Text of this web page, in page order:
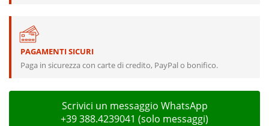
PAGAMENTI SICURI
Paga in sicurezza con carte di credito, PayPal o bonifico.
Scrivici un messaggio WhatsApp
+39 388.4239041 (solo messaggi)